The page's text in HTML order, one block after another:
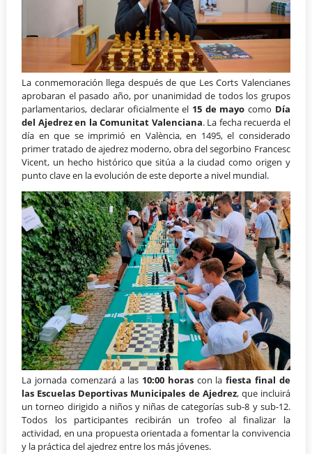
La conmemoración llega después de que Les Corts Valencianes
aprobaran el pasado año, por unanimidad de todos los grupos
parlamentarios, declarar oficialmente el 15 de mayo como Día
del Ajedrez en la Comunitat Valenciana. La fecha recuerda el
día en que se imprimió en València, en 1495, el considerado
primer tratado de ajedrez moderno, obra del segorbino Francesc
Vicent, un hecho histórico que sitúa a la ciudad como origen y
punto clave en la evolución de este deporte a nivel mundial.
La jornada comenzará a las 10:00 horascon la fiesta final de
las Escuelas Deportivas Municipales de Ajedrez, que incluirá
un torneo dirigido a niños y niñas de categorías sub-8 y sub-12.
Todos los participantes recibirán un trofeo al finalizar la
actividad, en una propuesta orientada a fomentar la convivencia
y la práctica del ajedrez entre los más jóvenes.